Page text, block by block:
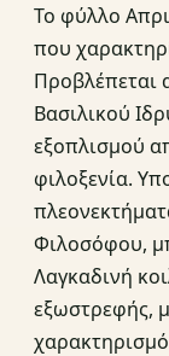
Το φύλλο
που
Προβλέπεται
Βασιλικού
εξοπλισμού
φιλοξενία.
Φιλοσόφου,
Λαγκαδινή
εξωστρεφής,